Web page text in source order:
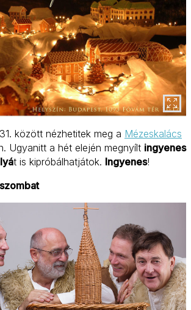
között nézhetitek meg a Mézeskalács
Ugyanitt a hét elején megnyílt ingyenes
t is kipróbálhatjátok. Ingyenes!